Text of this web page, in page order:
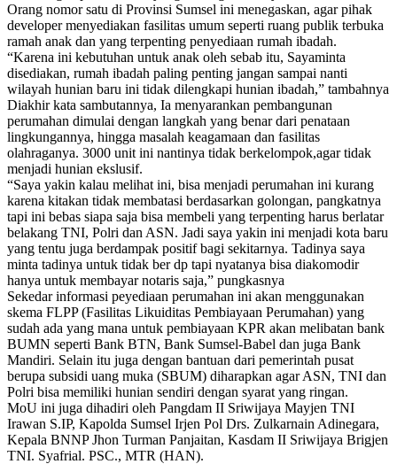
Orang nomor satu di Provinsi Sumsel ini menegaskan, agar pihak
developer menyediakan fasilitas umum seperti ruang publik terbuka
ramah anak dan yang terpenting penyediaan rumah ibadah.
“Karena ini kebutuhan untuk anak oleh sebab itu, Sayaminta
disediakan, rumah ibadah paling penting jangan sampai nanti
wilayah hunian baru ini tidak dilengkapi hunian ibadah,” tambahnya
Diakhir kata sambutannya, Ia menyarankan pembangunan
perumahan dimulai dengan langkah yang benar dari penataan
lingkungannya, hingga masalah keagamaan dan fasilitas
olahraganya. 3000 unit ini nantinya tidak berkelompok,agar tidak
menjadi hunian ekslusif.
“Saya yakin kalau melihat ini, bisa menjadi perumahan ini kurang
karena kitakan tidak membatasi berdasarkan golongan, pangkatnya
tapi ini bebas siapa saja bisa membeli yang terpenting harus berlatar
belakang TNI, Polri dan ASN. Jadi saya yakin ini menjadi kota baru
yang tentu juga berdampak positif bagi sekitarnya. Tadinya saya
minta tadinya untuk tidak ber dp tapi nyatanya bisa diakomodir
hanya untuk membayar notaris saja,” pungkasnya
Sekedar informasi peyediaan perumahan ini akan menggunakan
skema FLPP (Fasilitas Likuiditas Pembiayaan Perumahan) yang
sudah ada yang mana untuk pembiayaan KPR akan melibatan bank
BUMN seperti Bank BTN, Bank Sumsel-Babel dan juga Bank
Mandiri. Selain itu juga dengan bantuan dari pemerintah pusat
berupa subsidi uang muka (SBUM) diharapkan agar ASN, TNI dan
Polri bisa memiliki hunian sendiri dengan syarat yang ringan.
MoU ini juga dihadiri oleh Pangdam II Sriwijaya Mayjen TNI
Irawan S.IP, Kapolda Sumsel Irjen Pol Drs. Zulkarnain Adinegara,
Kepala BNNP Jhon Turman Panjaitan, Kasdam II Sriwijaya Brigjen
TNI. Syafrial. PSC., MTR (HAN).